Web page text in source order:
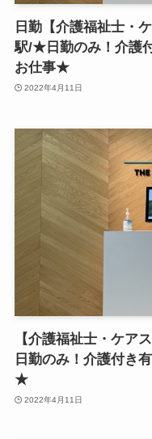
日勤【介護福祉士・
駅/★日勤のみ！介護
お仕事★
2022年4月11日
【介護福祉士・ケア
日勤のみ！介護付き
★
2022年4月11日